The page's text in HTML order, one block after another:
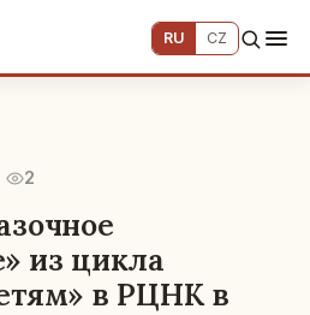
RU CZ
2
из цикла
в РЦНК в